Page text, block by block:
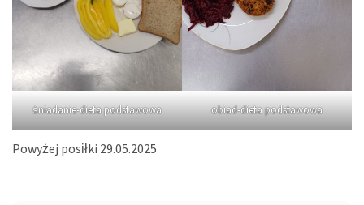
śniadanie-dieta podstawowa obiad-dieta podstawowa
Powyżej posiłki 29.05.2025